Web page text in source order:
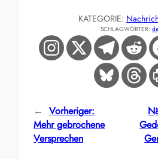
KATEGORIE:
SCHLAGWÖRTER:
← Vorheriger:
Mehr gebrochene
Versprechen